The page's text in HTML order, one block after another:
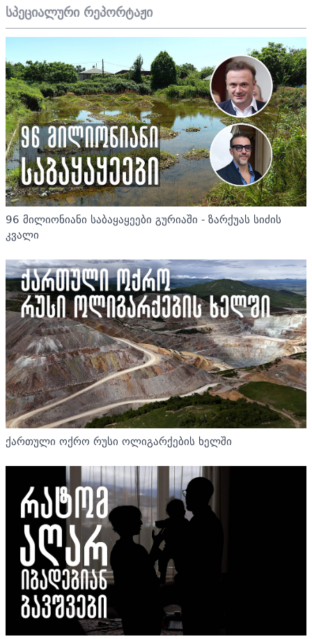
სპეციალური რეპორტაჟი
96 მილიონიანი საბაყაყეები გურიაში - ზარქუას სიძის
კვალი
ქართული ოქრო რუსი ოლიგარქების ხელში